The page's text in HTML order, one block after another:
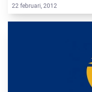
22 februari, 2012